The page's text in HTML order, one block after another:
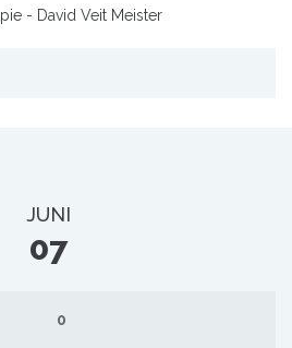
- David Veit Meister
JUNI
07
0